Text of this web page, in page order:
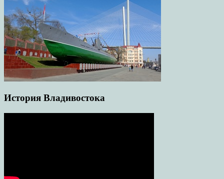
История Владивостока